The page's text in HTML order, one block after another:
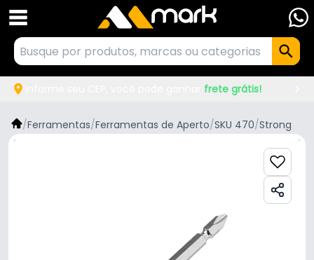
frete grátis!
/Ferramentas/Ferramentas de Aperto/SKU 470/Strong